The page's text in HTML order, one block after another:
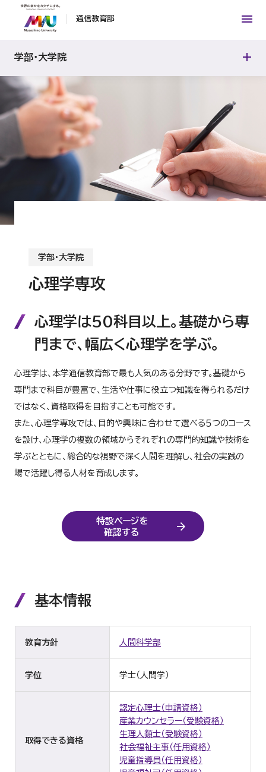
通信教育部
学部・大学院
心理学専攻
心理学は50科目以上。基礎から専
門まで、幅広く心理学を学ぶ。
心理学は、本学通信教育部で最も人気のある分野です。基礎から
専門まで科目が豊富で、生活や仕事に役立つ知識を得られるだけ
ではなく、資格取得を目指すことも可能です。
また、心理学専攻では、目的や興味に合わせて選べる５つのコース
を設け、心理学の複数の領域からそれぞれの専門的知識や技術を
学ぶとともに、総合的な視野で深く人間を理解し、社会の実践の
場で活躍し得る人材を育成します。
特設ページを
確認する
基本情報
教育方針 人間科学部
学位 学士（人間学）
取得できる資格
認定心理士（申請資格）
産業カウンセラー（受験資格）
生理人類士（受験資格）
社会福祉主事（任用資格）
児童指導員（任用資格）
学部・大学院
幼稚園教諭一種免許状
インタビュー
教員紹介